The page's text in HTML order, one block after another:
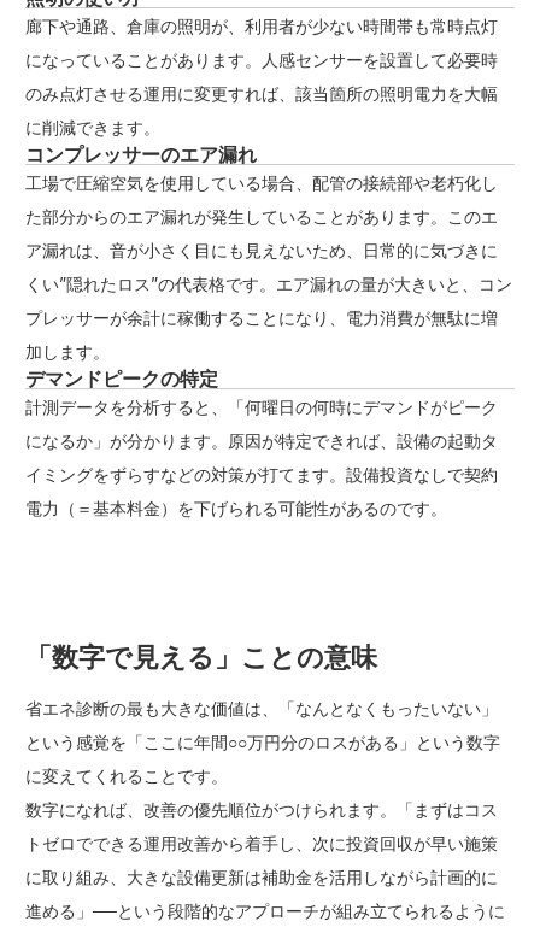
廊下や通路、倉庫の照明が、利用者が少ない時間帯も常時点灯
になっていることがあります。人感センサーを設置して必要時
のみ点灯させる運用に変更すれば、該当箇所の照明電力を大幅
に削減できます。
コンプレッサーのエア漏れ
工場で圧縮空気を使用している場合、配管の接続部や老朽化し
た部分からのエア漏れが発生していることがあります。このエ
ア漏れは、音が小さく目にも見えないため、日常的に気づきに
くい”隠れたロス”の代表格です。エア漏れの量が大きいと、コン
プレッサーが余計に稼働することになり、電力消費が無駄に増
加します。
デマンドピークの特定
計測データを分析すると、「何曜日の何時にデマンドがピーク
になるか」が分かります。原因が特定できれば、設備の起動タ
イミングをずらすなどの対策が打てます。設備投資なしで契約
電力（＝基本料金）を下げられる可能性があるのです。
「数字で見える」ことの意味
省エネ診断の最も大きな価値は、「なんとなくもったいない」
という感覚を「ここに年間○○万円分のロスがある」という数字
に変えてくれることです。
数字になれば、改善の優先順位がつけられます。「まずはコス
トゼロでできる運用改善から着手し、次に投資回収が早い施策
に取り組み、大きな設備更新は補助金を活用しながら計画的に
進める」──という段階的なアプローチが組み立てられるように